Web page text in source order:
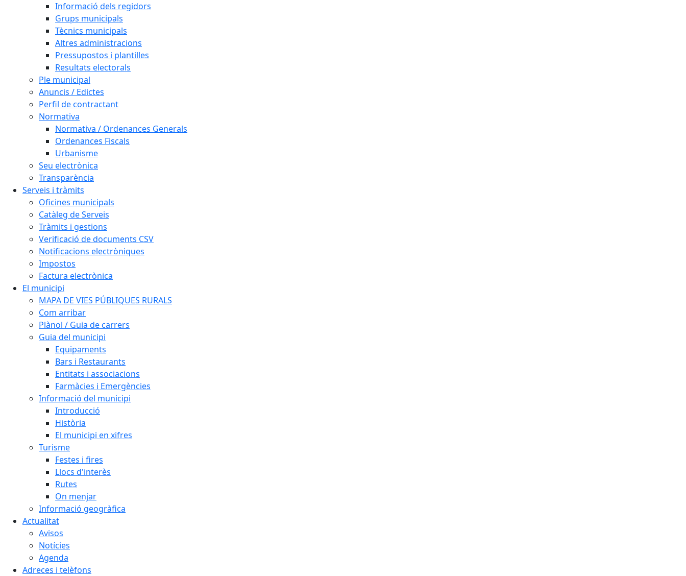
Informació dels regidors
Grups municipals
Tècnics municipals
Altres administracions
Pressupostos i plantilles
Resultats electorals
Ple municipal
Anuncis / Edictes
Perfil de contractant
Normativa
Normativa / Ordenances Generals
Ordenances Fiscals
Urbanisme
Seu electrònica
Transparència
Serveis i tràmits
Oficines municipals
Catàleg de Serveis
Tràmits i gestions
Verificació de documents CSV
Notificacions electròniques
Impostos
Factura electrònica
El municipi
MAPA DE VIES PÚBLIQUES RURALS
Com arribar
Plànol / Guia de carrers
Guia del municipi
Equipaments
Bars i Restaurants
Entitats i associacions
Farmàcies i Emergències
Informació del municipi
Introducció
Història
El municipi en xifres
Turisme
Festes i fires
Llocs d'interès
Rutes
On menjar
Informació geogràfica
Actualitat
Avisos
Notícies
Agenda
Adreces i telèfons